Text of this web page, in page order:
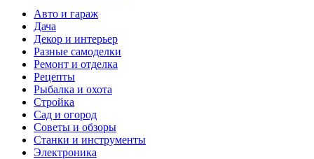
Авто и гараж
Дача
Декор и интерьер
Разные самоделки
Ремонт и отделка
Рецепты
Рыбалка и охота
Стройка
Сад и огород
Советы и обзоры
Станки и инструменты
Электроника